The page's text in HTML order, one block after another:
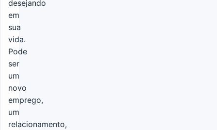
desejando
em
sua
vida.
Pode
ser
um
novo
emprego,
um
relacionamento,